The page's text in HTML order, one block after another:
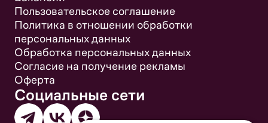
Пользовательское соглашение
Политика в отношении обработки
персональных данных
Обработка персональных данных
Согласие на получение рекламы
Оферта
Социальные сети